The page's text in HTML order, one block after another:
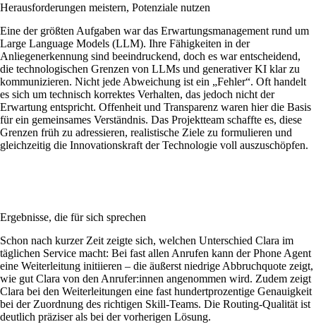
Herausforderungen meistern, Potenziale nutzen
Eine der größten Aufgaben war das Erwartungsmanagement rund um
Large Language Models (LLM). Ihre Fähigkeiten in der
Anliegenerkennung sind beeindruckend, doch es war entscheidend,
die technologischen Grenzen von LLMs und generativer KI klar zu
kommunizieren. Nicht jede Abweichung ist ein „Fehler“. Oft handelt
es sich um technisch korrektes Verhalten, das jedoch nicht der
Erwartung entspricht. Offenheit und Transparenz waren hier die Basis
für ein gemeinsames Verständnis. Das Projektteam schaffte es, diese
Grenzen früh zu adressieren, realistische Ziele zu formulieren und
gleichzeitig die Innovationskraft der Technologie voll auszuschöpfen.
Ergebnisse, die für sich sprechen
Schon nach kurzer Zeit zeigte sich, welchen Unterschied Clara im
täglichen Service macht: Bei fast allen Anrufen kann der Phone Agent
eine Weiterleitung initiieren – die äußerst niedrige Abbruchquote zeigt,
wie gut Clara von den Anrufer:innen angenommen wird. Zudem zeigt
Clara bei den Weiterleitungen eine fast hundertprozentige Genauigkeit
bei der Zuordnung des richtigen Skill-Teams. Die Routing-Qualität ist
deutlich präziser als bei der vorherigen Lösung.